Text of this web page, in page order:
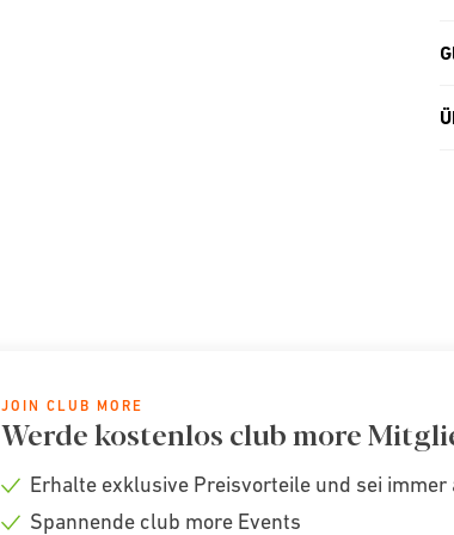
JOIN CLUB MORE
Werde kostenlos club more
Check
Erhalte exklusive Preisvorteile und sei
Spannende club more Events